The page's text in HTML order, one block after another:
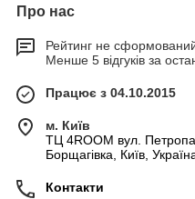
Про нас
Рейтинг не
Менше 5 відгуків за
Працює з 04.10.2015
м. Київ
ТЦ 4ROOM вул.
Борщагівка, Київ,
Контакти